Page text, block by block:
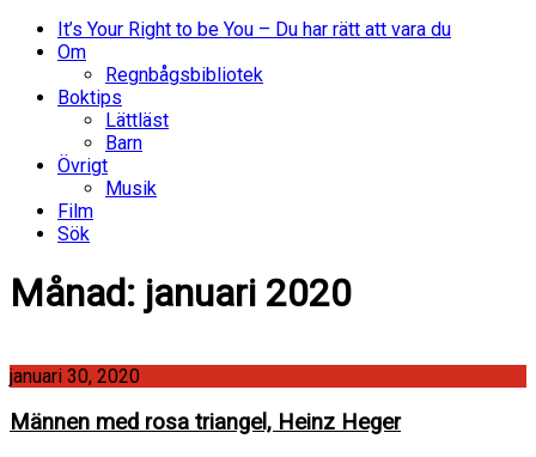
It’s Your Right to be You – Du har rätt att vara du
Om
Regnbågsbibliotek
Boktips
Lättläst
Barn
Övrigt
Musik
Film
Sök
Månad: januari 2020
januari 30, 2020
Männen med rosa triangel, Heinz Heger